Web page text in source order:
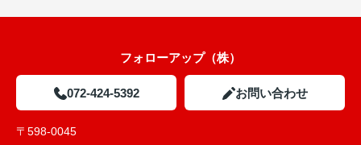
フォローアップ（株）
072-424-5392 お問い合わせ
〒598-0045